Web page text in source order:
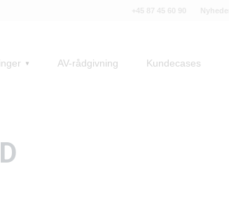
AV-rådgivning Kundecases